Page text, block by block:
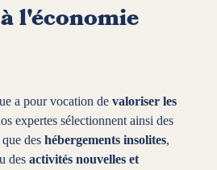
l'économie
a pour vocation de valoriser les
expertes sélectionnent ainsi des
des hébergements insolites,
des activités nouvelles et